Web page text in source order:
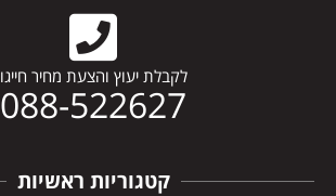
לקבלת יעוץ והצעת מחיר חייגו
088-522627
קטגוריות ראשיות